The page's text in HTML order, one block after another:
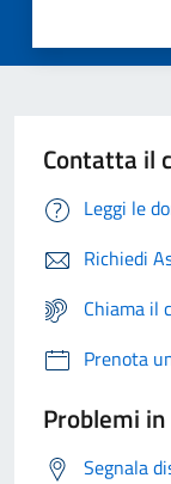
Contatta il
Leggi le
Richiedi
Chiama il
Prenota
Problemi
Segnala